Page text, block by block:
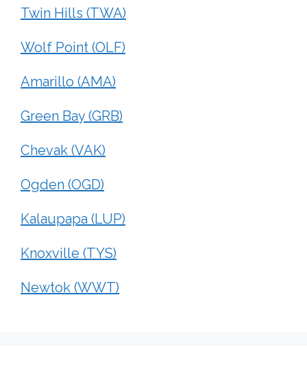
Twin Hills (TWA)
Wolf Point (OLF)
Amarillo (AMA)
Green Bay (GRB)
Chevak (VAK)
Ogden (OGD)
Kalaupapa (LUP)
Knoxville (TYS)
Newtok (WWT)